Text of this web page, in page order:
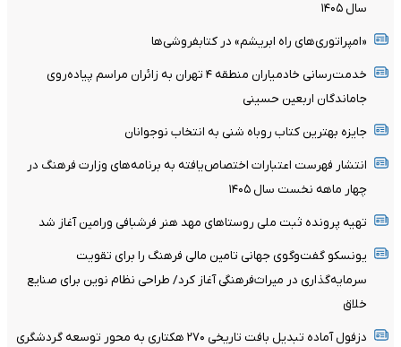
سال ۱۴۰۵
«امپراتوری‌های راه ابریشم» در کتابفروشی‌ها
خدمت‌رسانی خادمیاران منطقه ۴ تهران به زائران مراسم پیاده‌روی
جاماندگان اربعین حسینی
جایزه بهترین کتاب روباه شنی به انتخاب نوجوانان
انتشار فهرست اعتبارات اختصاص‌یافته به برنامه‌های وزارت فرهنگ در
چهار ماهه نخست سال ۱۴۰۵
تهیه پرونده ثبت ملی روستاهای مهد هنر فرشبافی ورامین آغاز شد
یونسکو گفت‌وگوی جهانی تامین مالی فرهنگ را برای تقویت
سرمایه‌گذاری در میراث‌فرهنگی آغاز کرد/ طراحی نظام نوین برای صنایع
خلاق
دزفول آماده تبدیل بافت تاریخی ۲۷۰ هکتاری به محور توسعه گردشگری